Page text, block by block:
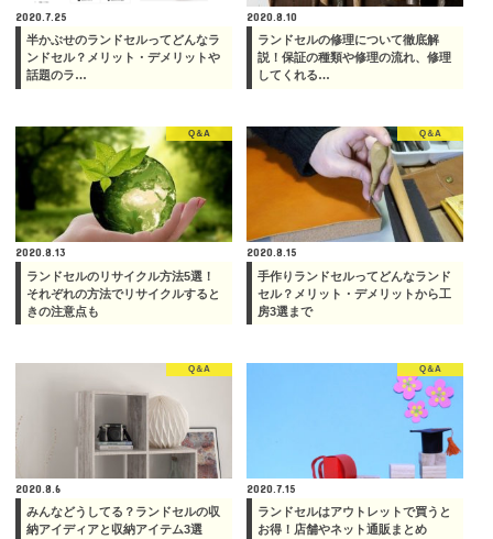
2020.7.25
半かぶせのランドセルってどんなラ
ンドセル？メリット・デメリットや
話題のラ…
2020.8.10
ランドセルの修理について徹底解
説！保証の種類や修理の流れ、修理
してくれる…
Q＆A
2020.8.13
ランドセルのリサイクル方法5選！
それぞれの方法でリサイクルすると
きの注意点も
Q＆A
2020.8.15
手作りランドセルってどんなランド
セル？メリット・デメリットから工
房3選まで
Q＆A
2020.8.6
みんなどうしてる？ランドセルの収
納アイディアと収納アイテム3選
Q＆A
2020.7.15
ランドセルはアウトレットで買うと
お得！店舗やネット通販まとめ